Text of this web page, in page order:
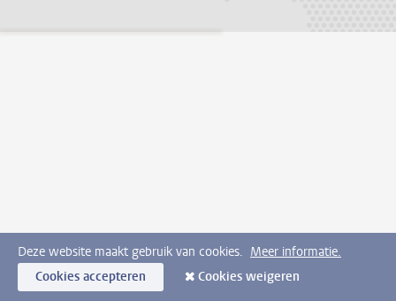
Deze website maakt gebruik van cookies. Meer informatie.
Cookies accepteren
Cookies weigeren